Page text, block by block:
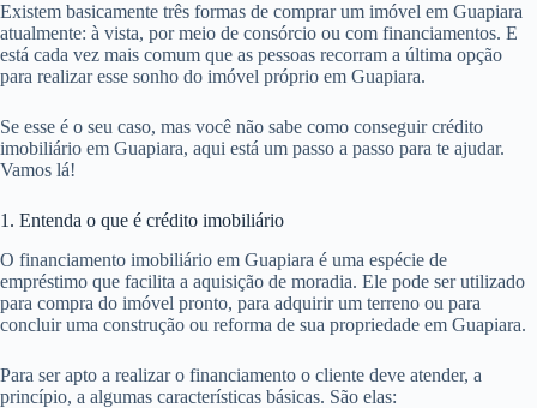
Existem basicamente três formas de comprar um imóvel em Guapiara
atualmente: à vista, por meio de consórcio ou com financiamentos. E
está cada vez mais comum que as pessoas recorram a última opção
para realizar esse sonho do imóvel próprio em Guapiara.
Se esse é o seu caso, mas você não sabe como conseguir crédito
imobiliário em Guapiara, aqui está um passo a passo para te ajudar.
Vamos lá!
1. Entenda o que é crédito imobiliário
O financiamento imobiliário em Guapiara é uma espécie de
empréstimo que facilita a aquisição de moradia. Ele pode ser utilizado
para compra do imóvel pronto, para adquirir um terreno ou para
concluir uma construção ou reforma de sua propriedade em Guapiara.
Para ser apto a realizar o financiamento o cliente deve atender, a
princípio, a algumas características básicas. São elas: